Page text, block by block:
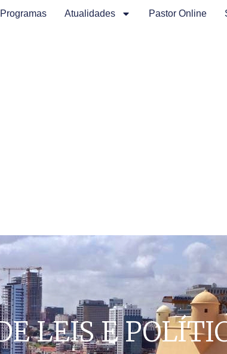
Programas Atualidades Pastor Online
LEIS E